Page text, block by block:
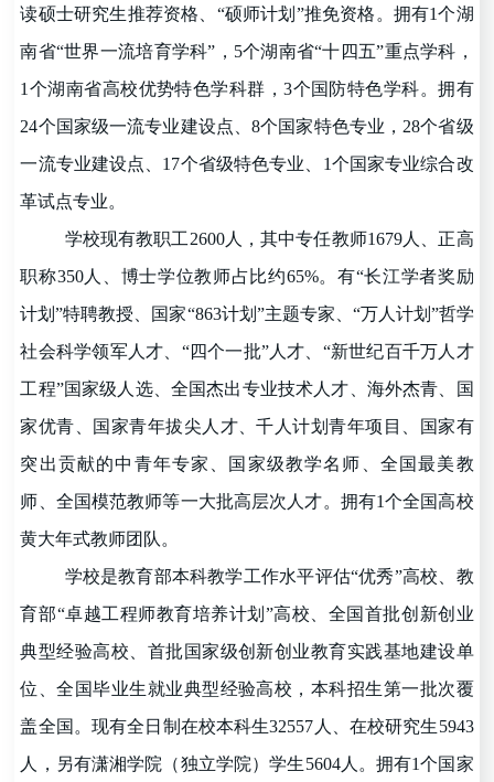
读硕士研究生推荐资格、 “硕师计划 ”推免资格。拥有1个湖
南省“世界一流培育学科” ，5个湖南省“十四五”重点学科，
1个湖南省高校优势特色学科群，3个国防特色学科。拥有
24个国家级一流专业建设点、8个国家特色专业，28个省级
一流专业建设点、17个省级特色专业、1个国家专业综合改
革试点专业。
学校现有教职工2600人，其中专任教师1679人、正高
职称350人、博士学位教师占比约65%。有“长江学者奖励
计划”特聘教授、国家“863计划 ”主题专家、 “万人计划 ”哲学
社会科学领军人才、 “四个一批”人才、 “新世纪百千万人才
工程”国家级人选、全国杰出专业技术人才、海外杰青、国
家优青、国家青年拔尖人才、千人计划青年项目、国家有
突出贡献的中青年专家、国家级教学名师、全国最美教
师、全国模范教师等一大批高层次人才。拥有1个全国高校
黄大年式教师团队。
学校是教育部本科教学工作水平评估“优秀”高校、教
育部“卓越工程师教育培养计划 ”高校、全国首批创新创业
典型经验高校、首批国家级创新创业教育实践基地建设单
位、全国毕业生就业典型经验高校，本科招生第一批次覆
盖全国。现有全日制在校本科生32557人、在校研究生5943
人，另有潇湘学院（独立学院）学生5604人。拥有1个国家